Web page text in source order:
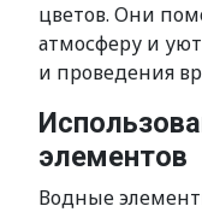
цветов. Они
атмосферу и
и проведения
элементов
Водные